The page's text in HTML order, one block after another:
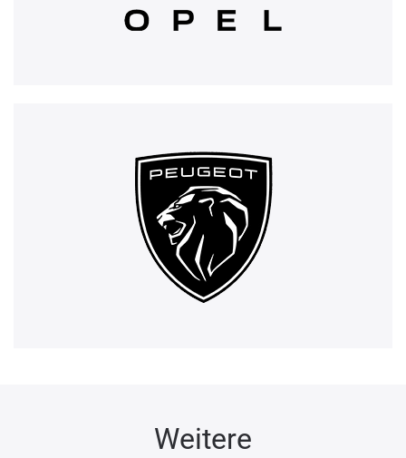
Weitere